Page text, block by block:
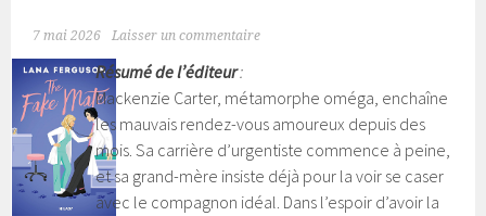
7 mai 2026 Laisser un commentaire
Résumé de l’éditeur:
Mackenzie Carter, métamorphe oméga, enchaîne
les mauvais rendez-vous amoureux depuis des
mois. Sa carrière d’urgentiste commence à peine,
et sa grand-mère insiste déjà pour la voir se caser
avec le compagnon idéal. Dans l’espoir d’avoir la